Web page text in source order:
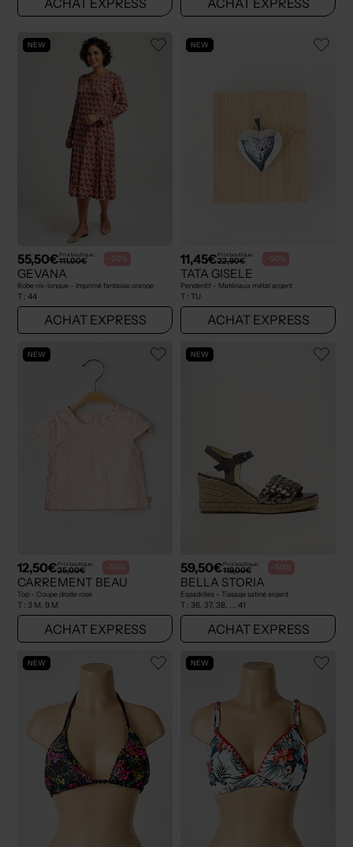
NEW
55,50€Prix boutique :
111,00€ -50%
GEVANA
Robe mi-longue - Imprimé fantaisie orange
T : 44
ACHAT EXPRESS
NEW
11,45€Prix boutique :
22,90€ -50%
TATA GISELE
Pendentif - Matériaux métal argent
T : TU
ACHAT EXPRESS
NEW
12,50€Prix boutique :
25,00€ -50%
CARREMENT BEAU
Top - Coupe droite rose
T : 3 M, 9 M
ACHAT EXPRESS
NEW
59,50€Prix boutique :
119,00€ -50%
BELLA STORIA
Espadrilles - Tissage satiné argent
T : 36, 37, 38, ... 41
ACHAT EXPRESS
NEW NEW